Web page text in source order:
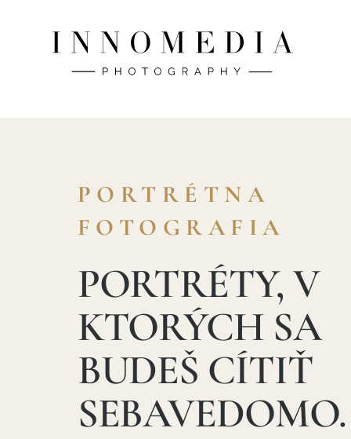
PORTRÉTNA
FOTOGRAFIA
PORTRÉTY, V
KTORÝCH SA
BUDEŠ CÍTIŤ
SEBAVEDOMO.